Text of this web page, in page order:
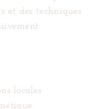
et des techniques
locales